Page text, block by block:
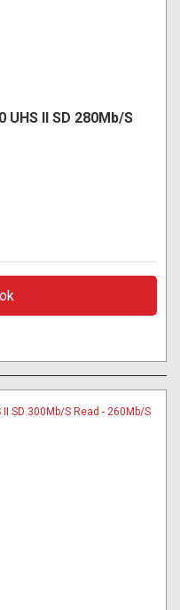
UHS II SD 280Mb/S